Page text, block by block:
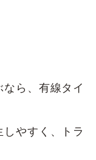
ら、有線タイ
やすく、トラ